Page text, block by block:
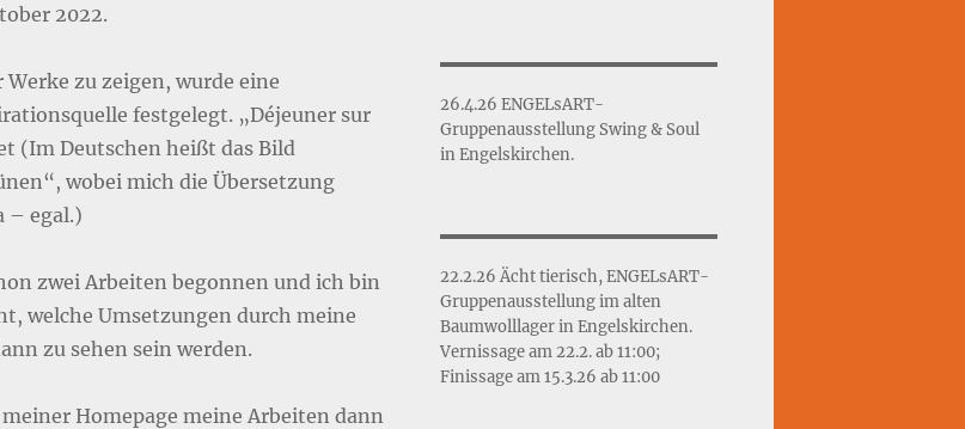
2022.
zu zeigen, wurde eine
festgelegt. „Déjeuner sur
(Im Deutschen heißt das Bild
wobei mich die Übersetzung
– egal.)
zwei Arbeiten begonnen und ich bin
welche Umsetzungen durch meine
zu sehen sein werden.
Homepage meine Arbeiten dann
26.4.26 ENGELsART-
Gruppenausstellung Swing & Soul
in Engelskirchen.
22.2.26 Ächt tierisch, ENGELsART-
Gruppenausstellung im alten
Baumwolllager in Engelskirchen.
Vernissage am 22.2. ab 11:00;
Finissage am 15.3.26 ab 11:00